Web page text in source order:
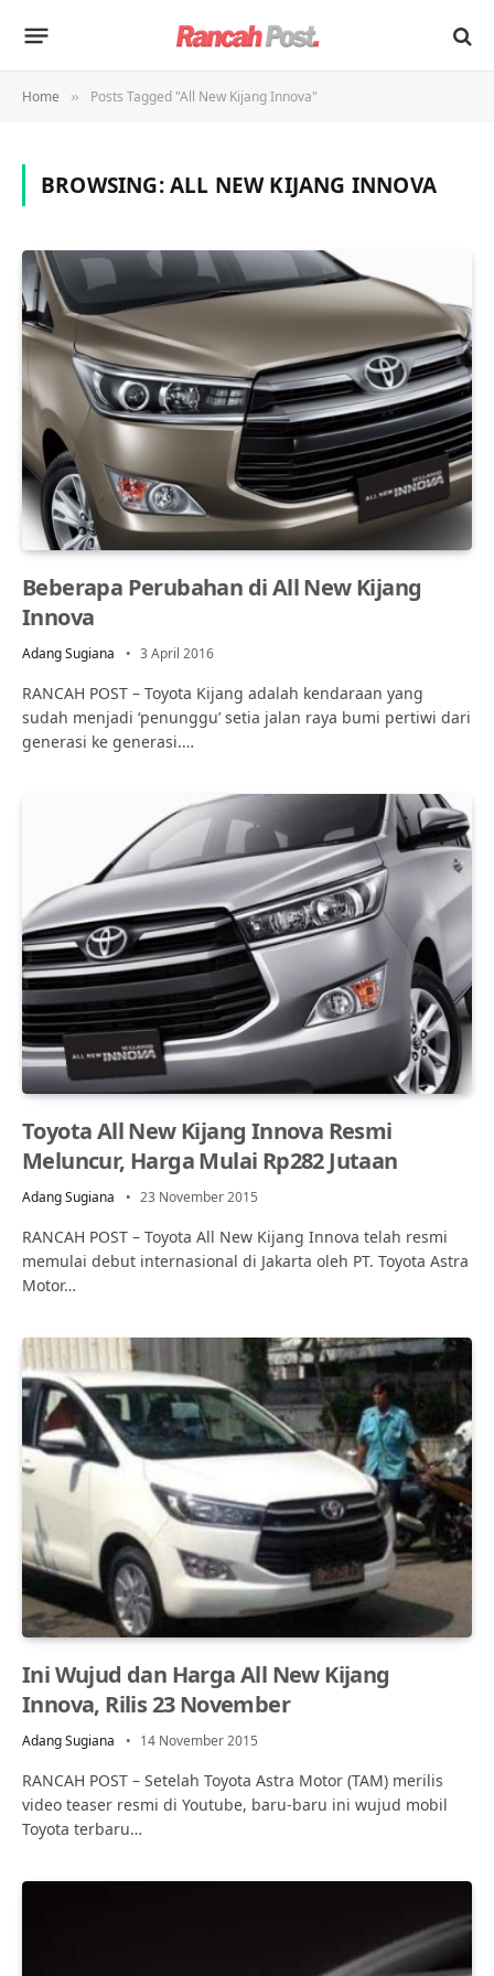
Home » Posts Tagged "All New Kijang Innova"
BROWSING:ALL NEW KIJANG INNOVA
Beberapa Perubahan di All New Kijang
Innova
Adang Sugiana 3 April 2016
RANCAH POST – Toyota Kijang adalah kendaraan yang
sudah menjadi ‘penunggu’ setia jalan raya bumi pertiwi dari
generasi ke generasi.…
Toyota All New Kijang Innova Resmi
Meluncur, Harga Mulai Rp282 Jutaan
Adang Sugiana 23 November 2015
RANCAH POST – Toyota All New Kijang Innova telah resmi
memulai debut internasional di Jakarta oleh PT. Toyota Astra
Motor…
Ini Wujud dan Harga All New Kijang
Innova, Rilis 23 November
Adang Sugiana 14 November 2015
RANCAH POST – Setelah Toyota Astra Motor (TAM) merilis
video teaser resmi di Youtube, baru-baru ini wujud mobil
Toyota terbaru…